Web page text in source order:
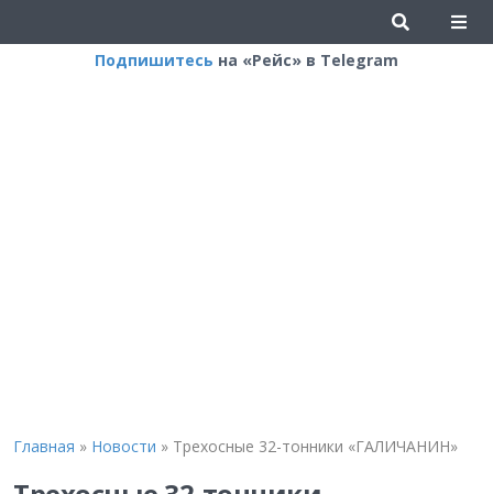
Подпишитесь на «Рейс» в Telegram
Главная » Новости » Трехосные 32-тонники «ГАЛИЧАНИН»